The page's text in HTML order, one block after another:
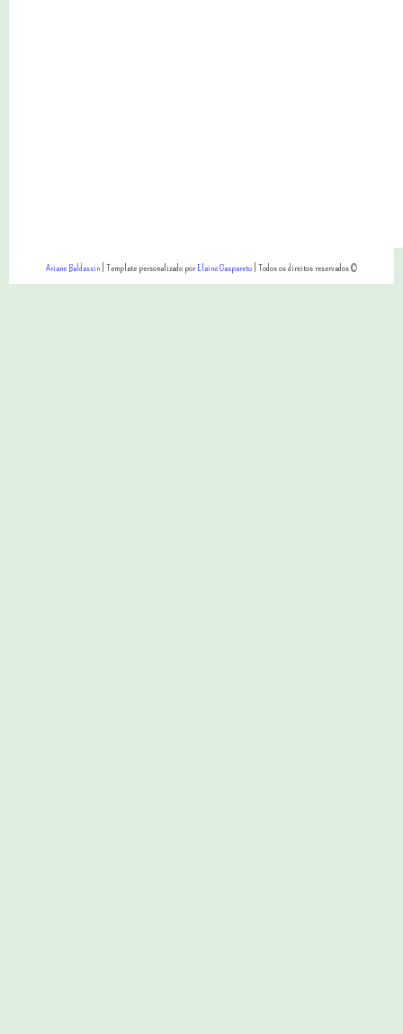
Ariane Baldassin| Template personalizado porElaine Gaspareto| Todos os direitos reservados ©